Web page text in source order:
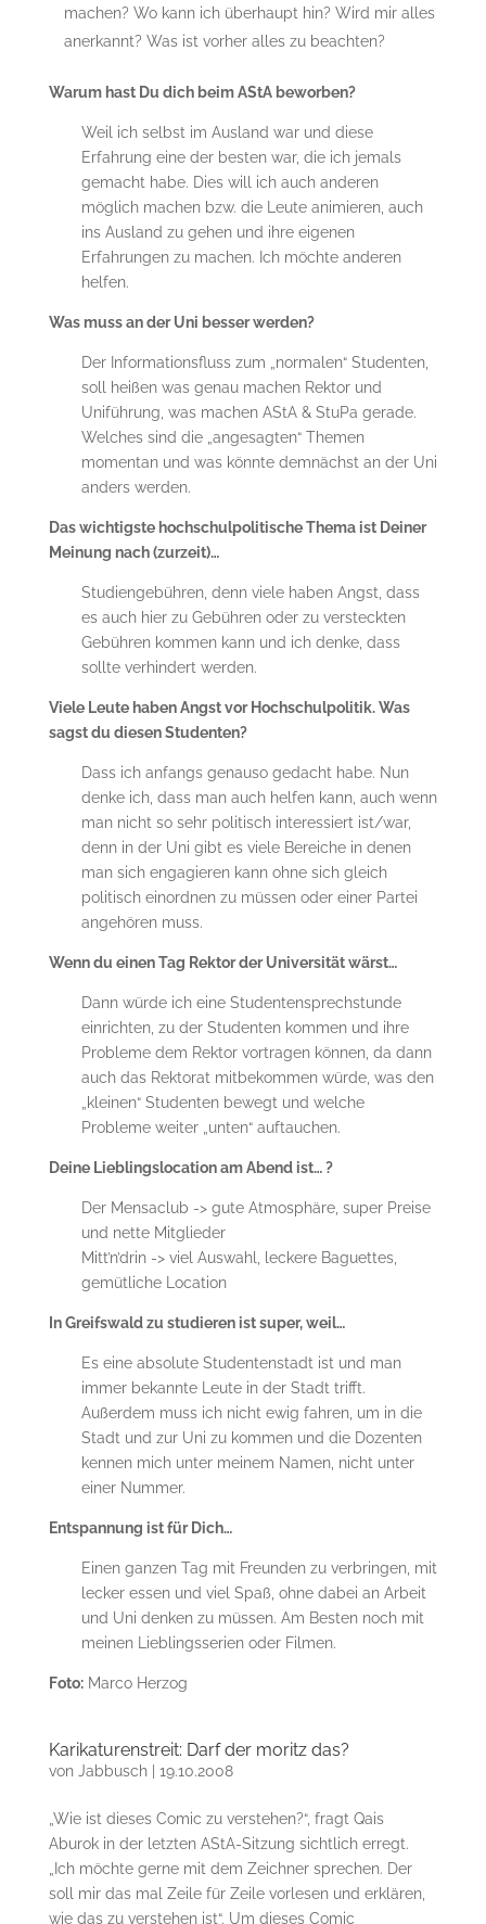
machen? Wo kann ich überhaupt hin? Wird mir alles
anerkannt? Was ist vorher alles zu beachten?
Warum hast Du dich beim AStA beworben?
Weil ich selbst im Ausland war und diese
Erfahrung eine der besten war, die ich jemals
gemacht habe. Dies will ich auch anderen
möglich machen bzw. die Leute animieren, auch
ins Ausland zu gehen und ihre eigenen
Erfahrungen zu machen. Ich möchte anderen
helfen.
Was muss an der Uni besser werden?
Der Informationsfluss zum „normalen“ Studenten,
soll heißen was genau machen Rektor und
Uniführung, was machen AStA & StuPa gerade.
Welches sind die „angesagten“ Themen
momentan und was könnte demnächst an der Uni
anders werden.
Das wichtigste hochschulpolitische Thema ist Deiner
Meinung nach (zurzeit)…
Studiengebühren, denn viele haben Angst, dass
es auch hier zu Gebühren oder zu versteckten
Gebühren kommen kann und ich denke, dass
sollte verhindert werden.
Viele Leute haben Angst vor Hochschulpolitik. Was
sagst du diesen Studenten?
Dass ich anfangs genauso gedacht habe. Nun
denke ich, dass man auch helfen kann, auch wenn
man nicht so sehr politisch interessiert ist/war,
denn in der Uni gibt es viele Bereiche in denen
man sich engagieren kann ohne sich gleich
politisch einordnen zu müssen oder einer Partei
angehören muss.
Wenn du einen Tag Rektor der Universität wärst…
Dann würde ich eine Studentensprechstunde
einrichten, zu der Studenten kommen und ihre
Probleme dem Rektor vortragen können, da dann
auch das Rektorat mitbekommen würde, was den
„kleinen“ Studenten bewegt und welche
Probleme weiter „unten“ auftauchen.
Deine Lieblingslocation am Abend ist… ?
Der Mensaclub -> gute Atmosphäre, super Preise
und nette Mitglieder
Mitt’n’drin -> viel Auswahl, leckere Baguettes,
gemütliche Location
In Greifswald zu studieren ist super, weil…
Es eine absolute Studentenstadt ist und man
immer bekannte Leute in der Stadt trifft.
Außerdem muss ich nicht ewig fahren, um in die
Stadt und zur Uni zu kommen und die Dozenten
kennen mich unter meinem Namen, nicht unter
einer Nummer.
Entspannung ist für Dich…
Einen ganzen Tag mit Freunden zu verbringen, mit
lecker essen und viel Spaß, ohne dabei an Arbeit
und Uni denken zu müssen. Am Besten noch mit
meinen Lieblingsserien oder Filmen.
Foto:Marco Herzog
Karikaturenstreit: Darf der moritz das?
von Jabbusch| 19.10.2008
„Wie ist dieses Comic zu verstehen?“, fragt Qais
Aburok in der letzten AStA-Sitzung sichtlich erregt.
„Ich möchte gerne mit dem Zeichner sprechen. Der
soll mir das mal Zeile für Zeile vorlesen und erklären,
wie das zu verstehen ist“. Um dieses Comic